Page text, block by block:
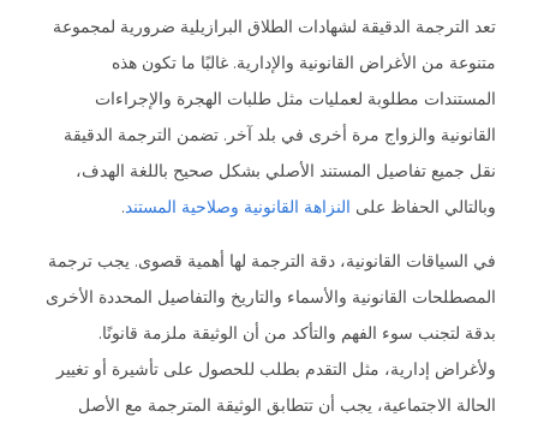
تعد الترجمة الدقيقة لشهادات الطلاق البرازيلية ضرورية لمجموعة
متنوعة من الأغراض القانونية والإدارية. غالبًا ما تكون هذه
المستندات مطلوبة لعمليات مثل طلبات الهجرة والإجراءات
القانونية والزواج مرة أخرى في بلد آخر. تضمن الترجمة الدقيقة
نقل جميع تفاصيل المستند الأصلي بشكل صحيح باللغة الهدف،
وبالتالي الحفاظ على النزاهة القانونية وصلاحية المستند.
في السياقات القانونية، دقة الترجمة لها أهمية قصوى. يجب ترجمة
المصطلحات القانونية والأسماء والتاريخ والتفاصيل المحددة الأخرى
بدقة لتجنب سوء الفهم والتأكد من أن الوثيقة ملزمة قانونًا.
ولأغراض إدارية، مثل التقدم بطلب للحصول على تأشيرة أو تغيير
الحالة الاجتماعية، يجب أن تتطابق الوثيقة المترجمة مع الأصل